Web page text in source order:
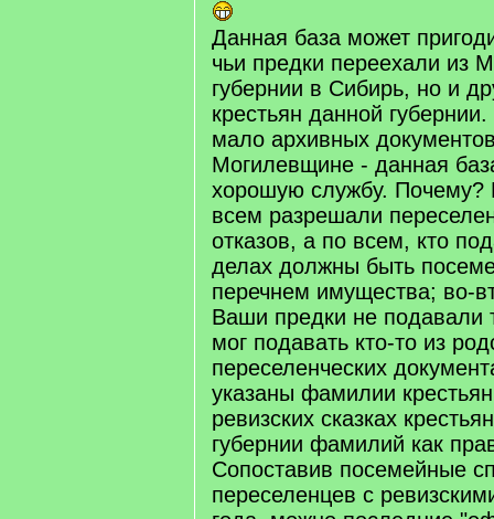
Данная база может
чьи предки переехали из
губернии в Сибирь, но и
крестьян данной
мало архивных
Могилевщине - данная
хорошую службу. Почему?
всем разрешали
отказов, а по всем, кто
делах должны быть
перечнем имущества; во-
Ваши предки не подавали
мог подавать кто-то из
переселенческих
указаны фамилии
ревизских сказках
губернии фамилий как
Сопоставив посемейные
переселенцев с